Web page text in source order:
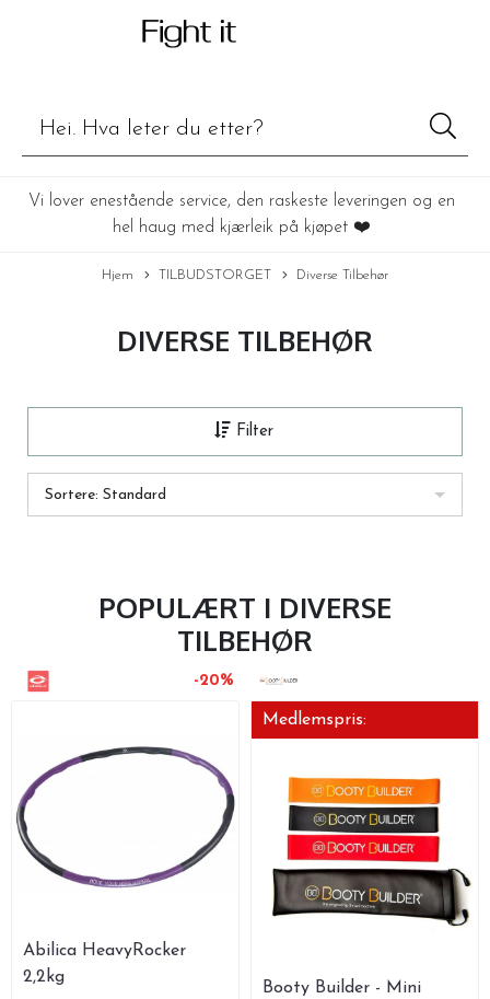
Vi lover enestående service, den raskeste leveringen og en
hel haug med kjærleik på kjøpet ❤️
Hjem TILBUDSTORGET Diverse Tilbehør
DIVERSE TILBEHØR
Filter
Sortere: Standard
POPULÆRT I DIVERSE
TILBEHØR
-20%
Abilica HeavyRocker
2,2kg
Medlemspris:
Booty Builder - Mini